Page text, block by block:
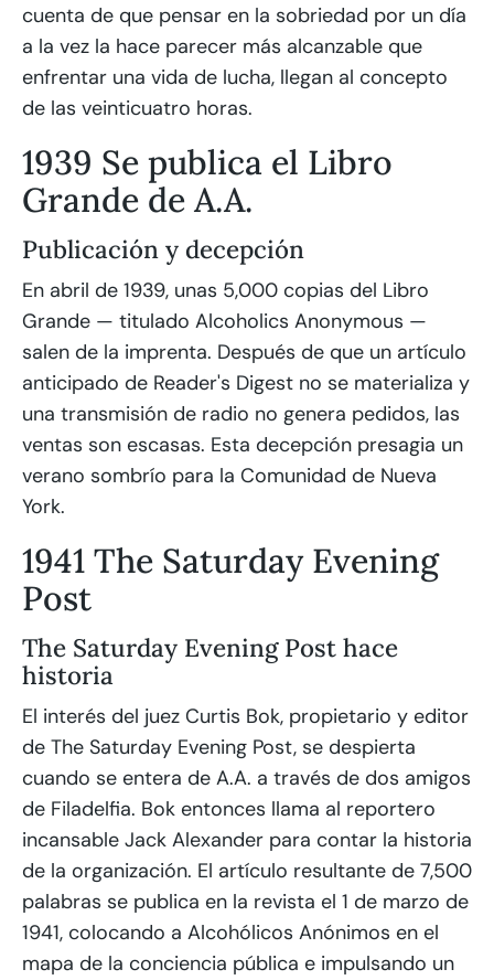
cuenta de que pensar en la sobriedad por un día
a la vez la hace parecer más alcanzable que
enfrentar una vida de lucha, llegan al concepto
de las veinticuatro horas.
1939 Se publica el Libro
Grande de A.A.
Publicación y decepción
En abril de 1939, unas 5,000 copias del Libro
Grande — titulado Alcoholics Anonymous —
salen de la imprenta. Después de que un artículo
anticipado de Reader's Digest no se materializa y
una transmisión de radio no genera pedidos, las
ventas son escasas. Esta decepción presagia un
verano sombrío para la Comunidad de Nueva
York.
1941 The Saturday Evening
Post
The Saturday Evening Post hace
historia
El interés del juez Curtis Bok, propietario y editor
de The Saturday Evening Post, se despierta
cuando se entera de A.A. a través de dos amigos
de Filadelfia. Bok entonces llama al reportero
incansable Jack Alexander para contar la historia
de la organización. El artículo resultante de 7,500
palabras se publica en la revista el 1 de marzo de
1941, colocando a Alcohólicos Anónimos en el
mapa de la conciencia pública e impulsando un